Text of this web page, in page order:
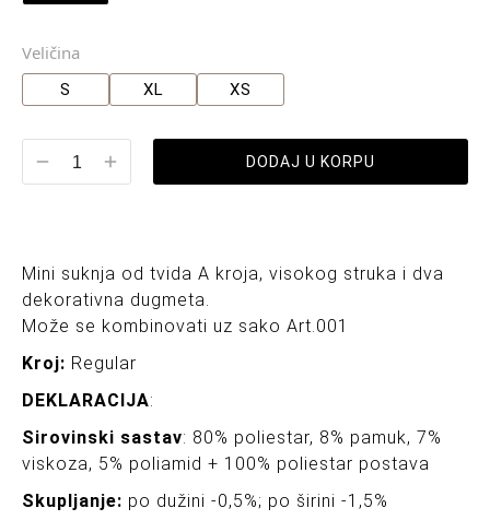
Veličina
S XL XS
DODAJ U KORPU
Mini suknja od tvida A kroja, visokog struka i dva
dekorativna dugmeta.
Može se kombinovati uz sako Art.001
Kroj: Regular
DEKLARACIJA:
Sirovinski sastav: 80% poliestar, 8% pamuk, 7%
viskoza, 5% poliamid + 100% poliestar postava
Skupljanje: po dužini -0,5%; po širini -1,5%